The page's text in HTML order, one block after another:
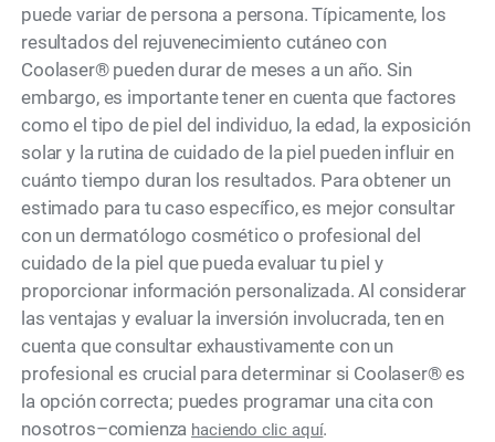
puede variar de persona a persona. Típicamente, los
resultados del rejuvenecimiento cutáneo con
Coolaser® pueden durar de meses a un año. Sin
embargo, es importante tener en cuenta que factores
como el tipo de piel del individuo, la edad, la exposición
solar y la rutina de cuidado de la piel pueden influir en
cuánto tiempo duran los resultados. Para obtener un
estimado para tu caso específico, es mejor consultar
con un dermatólogo cosmético o profesional del
cuidado de la piel que pueda evaluar tu piel y
proporcionar información personalizada. Al considerar
las ventajas y evaluar la inversión involucrada, ten en
cuenta que consultar exhaustivamente con un
profesional es crucial para determinar si Coolaser® es
la opción correcta; puedes programar una cita con
nosotros–comienza haciendo clic aquí.